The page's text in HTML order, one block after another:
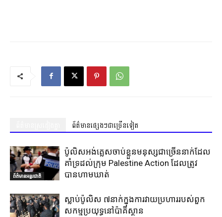
ព័ត៌មានផ្សេងៗជាច្រើនទៀត
ព័ត៌មានអន្តរជាតិ
ប៉ូលិសអង់គ្លេសចាប់ខ្លួនមនុស្សជាច្រើននាក់ដែល
គាំទ្រដល់ក្រុម Palestine Action ដែលត្រូវ
បានហាមឃាត់
ស្លាប់ប៉ូលិស ៧នាក់ក្នុងការវាយប្រហាររបស់ពួក
សកម្មប្រយុទ្ធនៅប៉ាគីស្ថាន